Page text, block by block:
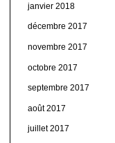
janvier 2018
décembre 2017
novembre 2017
octobre 2017
septembre 2017
août 2017
juillet 2017